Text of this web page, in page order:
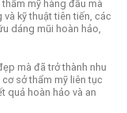
mỹ hàng đầu mà
kỹ thuật tiên tiến, các
dáng mũi hoàn hảo,
mà đã trở thành nhu
sở thẩm mỹ liên tục
quả hoàn hảo và an